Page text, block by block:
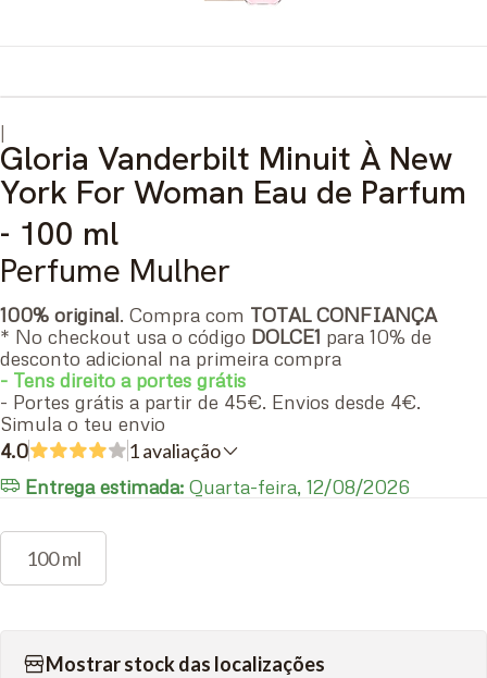
|
Gloria Vanderbilt Minuit À New
York For Woman Eau de Parfum
- 100 ml
Perfume Mulher
100% original. Compra com TOTAL CONFIANÇA
* No checkout usa o código DOLCE1 para 10% de
desconto adicional na primeira compra
- Tens direito a portes grátis
- Portes grátis a partir de 45€. Envios desde 4€.
Simula o teu envio
4.0
1 avaliação
Entrega estimada: Quarta-feira, 12/08/2026
100 ml
Mostrar stock das localizações